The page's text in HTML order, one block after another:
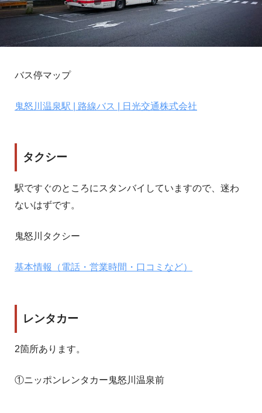
バス停マップ
鬼怒川温泉駅 | 路線バス | 日光交通株式会社
タクシー
駅ですぐのところにスタンバイしていますので、迷わ
ないはずです。
鬼怒川タクシー
基本情報（電話・営業時間・口コミなど）
レンタカー
2箇所あります。
①ニッポンレンタカー鬼怒川温泉前